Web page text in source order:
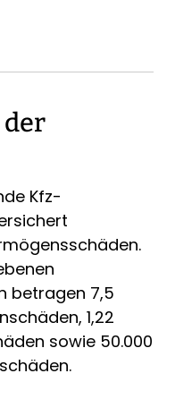
Kfz-
betragen 7,5
1,22
sowie 50.000